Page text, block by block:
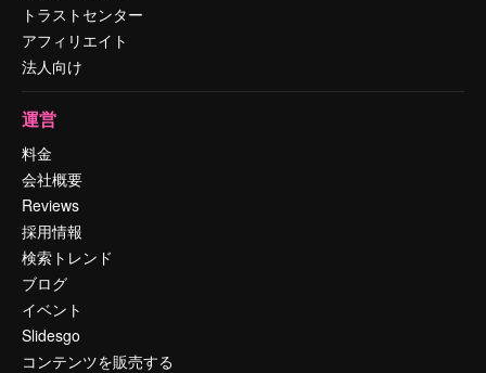
トラストセンター
アフィリエイト
法人向け
運営
料金
会社概要
Reviews
採用情報
検索トレンド
ブログ
イベント
Slidesgo
コンテンツを販売する